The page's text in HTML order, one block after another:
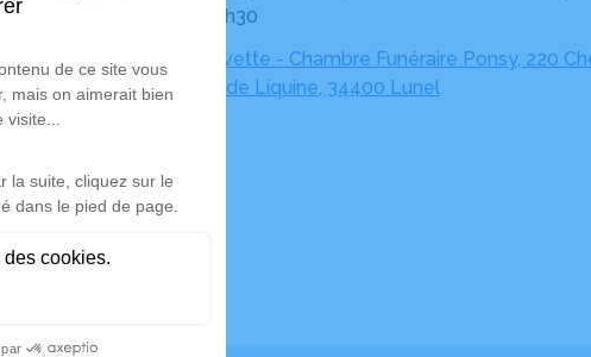
2024 à 09h30
Salon Fauvette - Chambre Funéraire Ponsy, 220
de la Grande Liquine, 34400 Lunel